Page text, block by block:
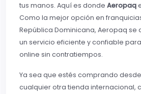
tus manos. Aquí es donde Aeropaq
Como la mejor opción en
República Dominicana, Aeropaq
un servicio eficiente y confiable
online sin contratiempos.
Ya sea que estés comprando
cualquier otra tienda internacional,